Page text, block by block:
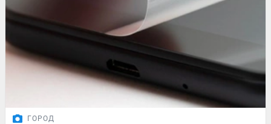
ГОРОД